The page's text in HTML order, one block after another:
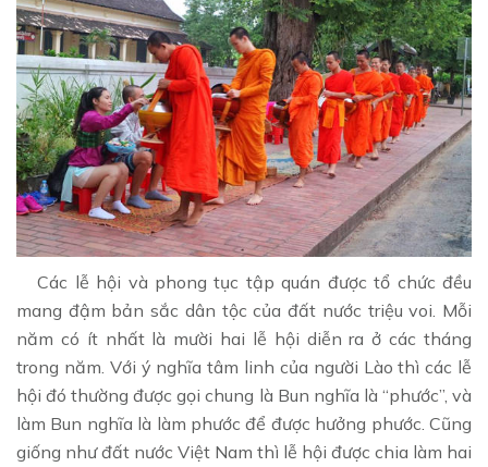
Các lễ hội và phong tục tập quán được tổ chức đều
mang đậm bản sắc dân tộc của đất nước triệu voi. Mỗi
năm có ít nhất là mười hai lễ hội diễn ra ở các tháng
trong năm. Với ý nghĩa tâm linh của người Lào thì các lễ
hội đó thường được gọi chung là Bun nghĩa là “phước”, và
làm Bun nghĩa là làm phước để được hưởng phước. Cũng
giống như đất nước Việt Nam thì lễ hội được chia làm hai